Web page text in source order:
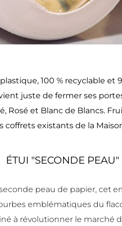
100 % recyclable et
juste de fermer ses
Rosé et Blanc de Blancs.
coffrets existants de la
ÉTUI "SECONDE
peau de papier, cet
emblématiques du
à révolutionner le marché